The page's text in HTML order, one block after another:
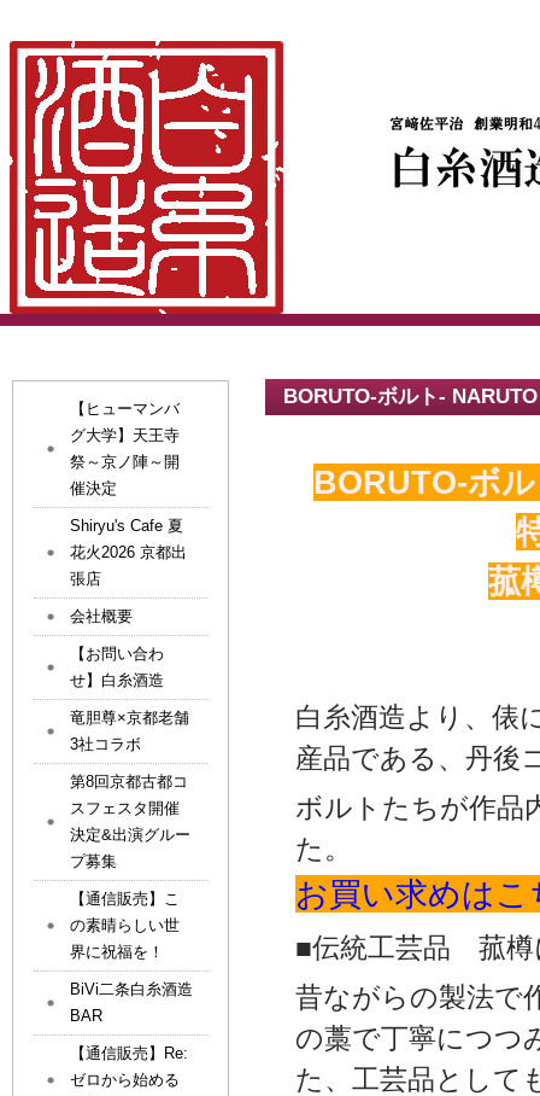
BORUTO-ボルト-
BORUTO-ボ
菰
白糸酒造より、俵
産品である、丹後
ボルトたちが作品
た。
お買い求めはこ
■伝統工芸品 菰樽
昔ながらの製法で
の藁で丁寧につつ
た、工芸品として
【ヒューマンバ
グ大学】天王寺
祭～京ノ陣～開
催決定
Shiryu's Cafe 夏
花火2026 京都出
張店
会社概要
【お問い合わ
せ】白糸酒造
竜胆尊×京都老舗
3社コラボ
第8回京都古都コ
スフェスタ開催
決定&出演グルー
プ募集
【通信販売】こ
の素晴らしい世
界に祝福を！
BiVi二条白糸酒造
BAR
【通信販売】Re:
ゼロから始める